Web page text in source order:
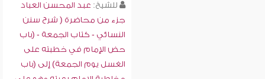
للشيخ: عبد المحسن العباد
جزء من محاضرة ( شرح سنن
النسائي - كتاب الجمعة - (باب
حض الإمام في خطبته على
الغسل يوم الجمعة) إلى (باب